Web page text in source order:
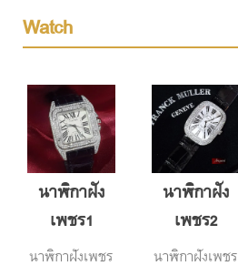
Watch
นาฬิกาฝัง
เพชร1
นาฬิกาฝังเพชร
นาฬิกาฝัง
เพชร2
นาฬิกาฝังเพชร